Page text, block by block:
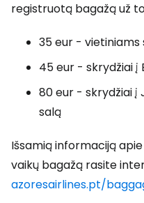
registruotą bagažą už
35 eur - vietiniams
45 eur - skrydžiai į
80 eur - skrydžiai į
salą
Išsamią informaciją
vaikų bagažą rasite
azoresairlines.pt/